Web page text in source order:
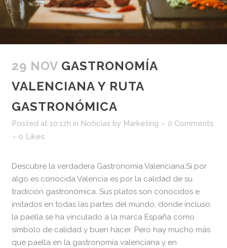
29 NOV GASTRONOMÍA
VALENCIANA Y RUTA
GASTRONÓMICA
Posted at 10:12h in Noticias by Marketing
0 Comments
0 Likes
Descubre la verdadera Gastronomía Valenciana.Si por
algo es conocida Valencia es por la calidad de su
tradición gastronómica. Sus platos son conocidos e
imitados en todas las partes del mundo, donde incluso
la paella se ha vinculado a la marca España como
símbolo de calidad y buen hacer. Pero hay mucho más
que paella en la gastronomía valenciana y en